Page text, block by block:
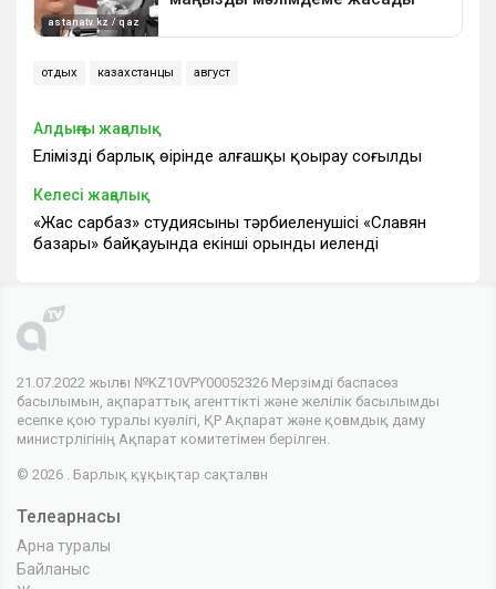
отдых казахстанцы август
Алдыңғы жаңалық
Еліміздің барлық өңірінде алғашқы қоңырау соғылды
Келесі жаңалық
«Жас сарбаз» студиясының тәрбиеленушісі «Славян
базары» байқауында екінші орынды иеленді
21.07.2022 жылғы №KZ10VPY00052326 Мерзімді баспасөз
басылымын, ақпараттық агенттікті және желілік басылымды
есепке қою туралы куәлігі, ҚР Ақпарат және қоғамдық даму
министрлігінің Ақпарат комитетімен берілген.
© 2026 . Барлық құқықтар сақталған
Телеарнасы
Арна туралы
Байланыс